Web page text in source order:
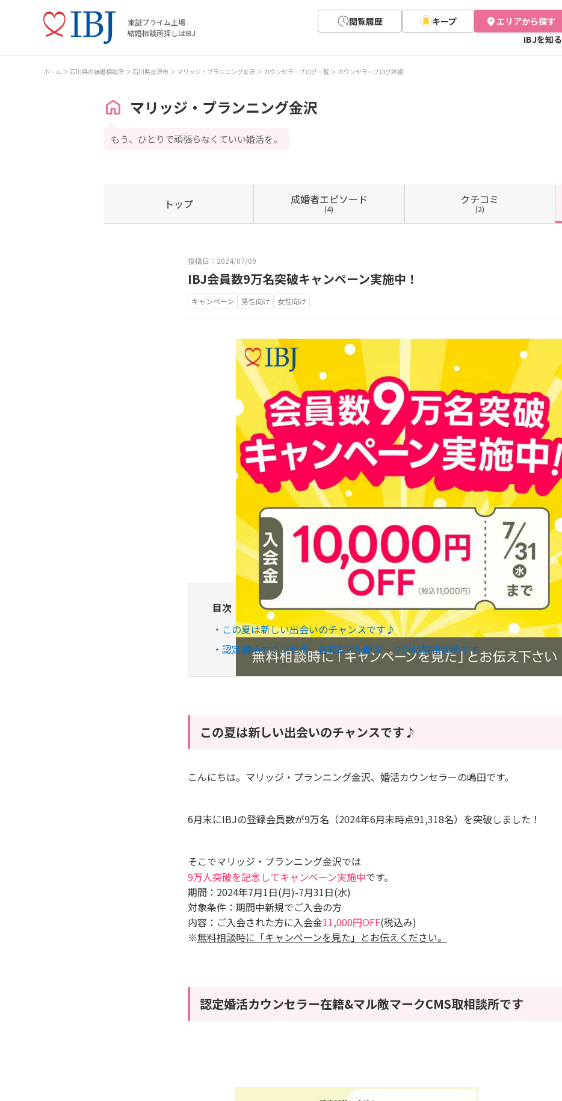
東証プライム上場
結婚相談所探しはIBJ
閲覧履歴 キープ エリアから探す
IBJを知る
ホーム 石川県の結婚相談所 石川県金沢市 マリッジ・プランニング金沢 カウンセラーブログ一覧 カウンセラーブログ詳細
マリッジ・プランニング金沢
もう、ひとりで頑張らなくていい婚活を。
トップ 成婚者エピソード
(4)
クチコミ
(2)
投稿日：2024/07/09
IBJ会員数9万名突破キャンペーン実施中！
キャンペーン 男性向け 女性向け
目次
この夏は新しい出会いのチャンスです♪
認定婚活カウンセラー在籍&マル敵マークCMS取相談所です
この夏は新しい出会いのチャンスです♪
こんにちは。 マリッジ・プランニング金沢、婚活カウンセラーの嶋田です。
6月末にIBJの登録会員数が9万名（2024年6月末時点91,318名）を突破しました！
そこでマリッジ・プランニング金沢では
9万人突破を記念してキャンペーン実施中です。
期間：2024年7月1日(月)-7月31日(水)
対象条件：期間中新規でご入会の方
内容： ご入会された方に入会金11,000円OFF(税込み)
※無料相談時に「キャンペーンを見た」とお伝えください。
認定婚活カウンセラー在籍&マル敵マークCMS取相談所です